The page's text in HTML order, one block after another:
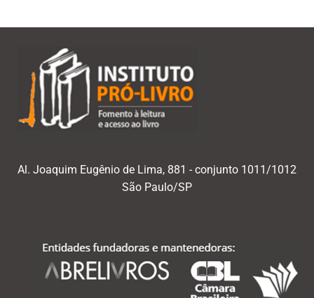
Al. Joaquim Eugênio de Lima, 881 - conjunto 1011/1012
São Paulo/SP